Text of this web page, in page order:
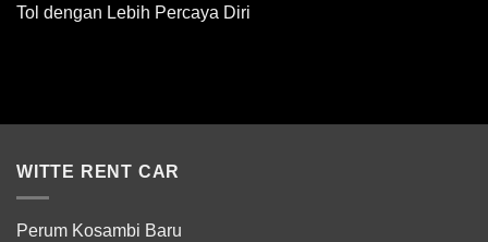
Tol dengan Lebih Percaya Diri
WITTE RENT CAR
Perum Kosambi Baru